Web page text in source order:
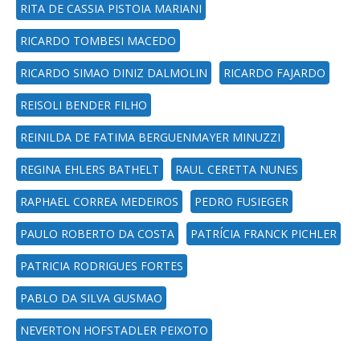
RITA DE CASSIA PISTOIA MARIANI
RICARDO TOMBESI MACEDO
RICARDO SIMAO DINIZ DALMOLIN RICARDO FAJARDO
REISOLI BENDER FILHO
REINILDA DE FATIMA BERGUENMAYER MINUZZI
REGINA EHLERS BATHELT RAUL CERETTA NUNES
RAPHAEL CORREA MEDEIROS PEDRO FUSIEGER
PAULO ROBERTO DA COSTA PATRÍCIA FRANCK PICHLER
PATRICIA RODRIGUES FORTES
PABLO DA SILVA GUSMAO
NEVERTON HOFSTADLER PEIXOTO